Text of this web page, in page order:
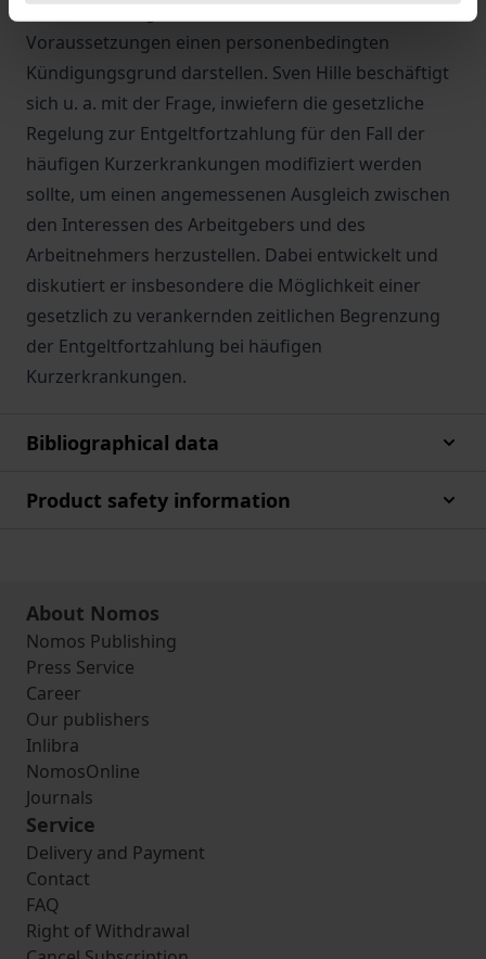
Voraussetzungen einen personenbedingten
Kündigungsgrund darstellen. Sven Hille beschäftigt
sich u. a. mit der Frage, inwiefern die gesetzliche
Regelung zur Entgeltfortzahlung für den Fall der
häufigen Kurzerkrankungen modifiziert werden
sollte, um einen angemessenen Ausgleich zwischen
den Interessen des Arbeitgebers und des
Arbeitnehmers herzustellen. Dabei entwickelt und
diskutiert er insbesondere die Möglichkeit einer
gesetzlich zu verankernden zeitlichen Begrenzung
der Entgeltfortzahlung bei häufigen
Kurzerkrankungen.
Bibliographical data
Product safety information
About Nomos
Nomos Publishing
Press Service
Career
Our publishers
Inlibra
NomosOnline
Journals
Service
Delivery and Payment
Contact
FAQ
Right of Withdrawal